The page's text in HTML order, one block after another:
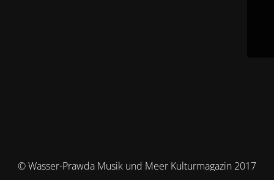
© Wasser-Prawda Musik und Meer Kulturmagazin 2017